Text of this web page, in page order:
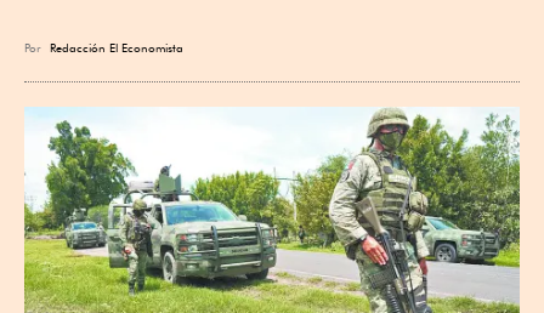
Por Redacción El Economista